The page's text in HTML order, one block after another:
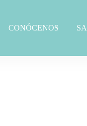
CONÓCENOS